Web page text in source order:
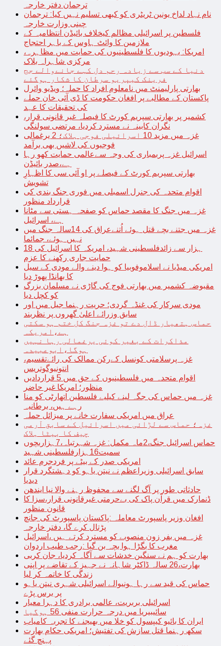
ترجمان دفتر خارجہ
نام نہاد لداخ یونین ٹریٹری کو کبھی تسلیم نہیں کیا: ترجمان
چینی وزارت خارجہ
فلسطین پر اسرائیلی مظالم کیخلاف بائیڈن انتظامیہ کے
ملازمین کا وائٹ ہاوس کے باہر احتجاج
امریکا: یہودیوں کا فلسطینیوں کی حمایت میں مظاہرہ،
مرکزی شاہراہ بلاک
دنیا کے سب سے زیادہ رحم دل کہے جانےوالے جج
فرینک کیپریو سرطان کا شکار ہوگئے
بھارتی پارلیمنٹ میں نامعلوم افراد کا حملہ؛ ویڈیو وائرل
پاکستان کے مطالبے پر افغان حکومت کا ڈی آئی خان حملے
کی تحقیقات کا عہد
کشمیر پر بھارتی سپریم کورٹ کا فیصلہ غیر قانونی قرار،
نگران کابینہ نے مسترد کردیا، مرتضی سولنگی
غزہ میں مزید 10 اسرائیلی فوجی ہلاک؛ 2 یرغمالی
فوجیوں کی لاشیں بھی برآمد
اسرائیل غزہ پربمباری کی وجہ سےعالمی حمایت کھو رہا
ہے،صدر بائیڈن
بھارتی سپریم کورٹ کے فیصلے پر او آئی سی کا اظہارِ
تشویش
اقوام متحدہ کی جنرل اسمبلی میں فوری جنگ بندی کی
قرارداد منظور
غزہ میں جنگ کا مقصد حماس کو صفحہ ہستی سے مٹانا
ہے، اسرائیل
غزہ میں جتنے بچے قتل ہوئے اُتنےعراق کی 14سالہ جنگ میں
نہیں ہوئے، جمائما
18 ہزار سے زائدفلسطینی شہید، امریکہ کا اسرائیل کی
حمایت جاری رکھنے کا عزم
امریکی میڈیا نے اسلاموفوبیا کو ہوا دینے والے مودی کے سیل
کا بھانڈا پھوڑ دیا
مقبوضہ کشمیر میں بھارتی فوج کی گاڑی نے مسلمان بزرگ
کو کچل دیا
مودی سرکار کی غنڈہ گردی؛ حریت رہنما جیل میں اور
سابق وزرائے اعلیٰ گھروں پر نظربند
حماس ہتھیار ڈال دے تو غزہ جنگ کل ختم ہو سکتی
ہے،امریکہ
مذاکرات کے بغیر کوئی یرغمالی رہا نہیں
ہوگا،ابوعبیدہ
غزہ پرسلامتی کونسل کےرکن ممالک کی رائےتقسیم،
انتونیوگوتریس
اقوام متحدہ میں فلسطینیوں کے حق میں 5 قراردادیں
منظور؛ امریکا غیر حاضر
غزہ میں حماس کی جگہ لینے کیلیے فلسطین اتھارٹی کو منا
رہے ہیں، برطانیہ
عراق میں امریکی سفارت خانے پر میزائل حملہ
غزہ؛ حماس سے لڑائی میں اسرائیل کے سابق آرمی
چیف کا بیٹا ہلاک
حماس اسرائیل جنگ،2ماہ مکمل: غزہ شہرتباہ،7ہزاربچوں
سمیت16ہزارفلسطینی شہید
امریکی صدر کے بیٹے پر فردجرم عائد
سابق اسرائیلی وزیراعظم نے نیتن یاہو کو دہشتگرد قرار
دیدیا
حادثاتی طور پر آگ لگنے سے محفوظ رہنے والا نیا ایندھن
ڈنمارک میں قرآن پاک کی بےحرمتی غیرقانونی قرار،سزا کا
قانون منظور
افغان وزیر پاسپورٹ معاملہ :پاکستان پاسپورٹ کی جانچ
پڑتال کرے گا، دفتر خارجہ
غزہ میں بفر زون منصوبے کو مسترد کرتے ہیں ،اسرائیل
مغرب کا بگڑا ہوا بچہ بن گیا :رجب طیب اردوان
بھارت کو ہم نے سنگین خدشات سے آگاہ کردیا، جان کربی
بھارت،26 سالہ ڈاکٹر شاہانہ نے جہیز کے تقاضے پر اپنی
زندگی کا خاتمہ کر لیا
حماس کی قید سے رہا ہونیوالے اسرائیلی شہری نیتن یاہو
پر برس پڑے
اسرائیلی بربریت، عالمی برادری کا دہرا معیار
سائیبیریا میں درجہ حرارت منفی 56 ہوگیا
ایران کا بائیو کیپسول کو خلا میں بھیجنے کا تجربہ کامیاب
سکھ رہنما قتل سازش کی تفتیش؛ امریکی حکام بھارت
پہنچ گئے